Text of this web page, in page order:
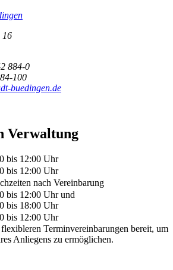
16
884-0
100
buedingen.de
Verwaltung
bis 12:00 Uhr
bis 12:00 Uhr
nach Vereinbarung
bis 12:00 Uhr und
bis 18:00 Uhr
bis 12:00 Uhr
Terminvereinbarungen bereit, um
Anliegens zu ermöglichen.